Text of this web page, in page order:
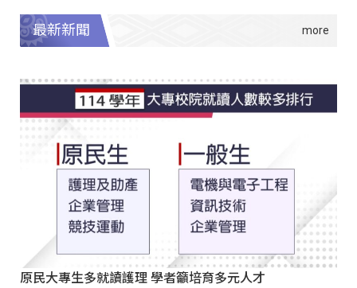
最新新聞
原民大專生多就讀護理 學者籲培育多元人才